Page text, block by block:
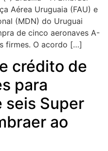
Aérea Uruguaia (FAU) e
(MDN) do Uruguai
de cinco aeronaves A-
firmes. O acordo […]
crédito de
para
seis Super
ao